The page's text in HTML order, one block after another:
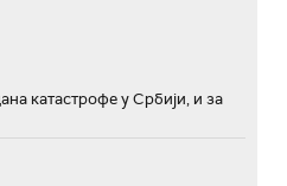
катастрофе у Србији, и за